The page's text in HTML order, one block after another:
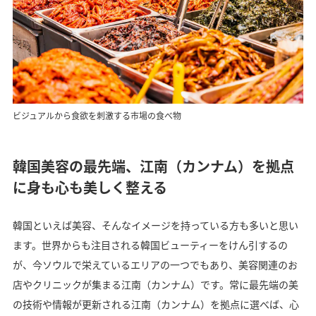
ビジュアルから食欲を刺激する市場の食べ物
韓国美容の最先端、江南（カンナム）を拠点
に身も心も美しく整える
韓国といえば美容、そんなイメージを持っている方も多いと思い
ます。世界からも注目される韓国ビューティーをけん引するの
が、今ソウルで栄えているエリアの一つでもあり、美容関連のお
店やクリニックが集まる江南（カンナム）です。常に最先端の美
の技術や情報が更新される江南（カンナム）を拠点に選べば、心